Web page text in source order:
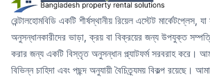
রেন্টালহোমবিডি একটি শীর্ষস্থানীয় রিয়েল এস্টেট মার্কেটপ্লেস,
অনুসন্ধানকারীদের ভাড়া, ক্রয় বা বিক্রয়ের জন্য উপযুক্ত
করার জন্য একটি বিস্তৃত অনুসন্ধান প্ল্যাটফর্ম সরবরাহ করে।
বিভিন্ন চাহিদা এবং পছন্দ অনুযায়ী বৈচিত্র্যময় বিকল্প রয়েছে।